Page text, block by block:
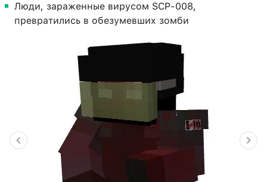
Люди, зараженные вирусом SCP-008,
превратились в обезумевших зомби